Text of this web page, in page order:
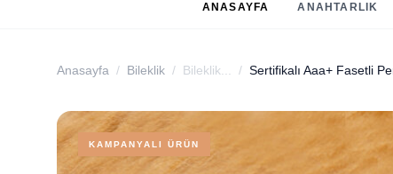
ANASAYFA ANAHTARLIK
Anasayfa / Bileklik / Bileklik... /
KAMPANYALI ÜRÜN